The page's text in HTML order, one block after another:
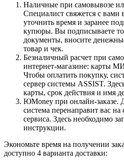
Наличные при самовывозе
Специалист свяжется с вами
уточнить время и заранее
купюры. Вы подписываете
документы, вносите
товар и чек.
Безналичный расчет при
интернет-магазине: карты
Чтобы оплатить покупку,
сервер системы ASSIST.
карты, срок действия и имя
ЮMoney при онлайн-заказе.
система перенаправит вас
сервиса. Здесь необходимо
инструкции.
Экономьте время на получении
доступно 4 варианта доставки: